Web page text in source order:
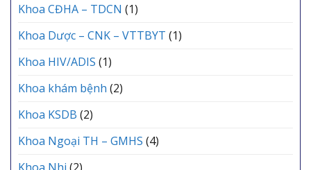
Khoa CĐHA – TDCN (1)
Khoa Dược – CNK – VTTBYT (1)
Khoa HIV/ADIS (1)
Khoa khám bệnh (2)
Khoa KSDB (2)
Khoa Ngoại TH – GMHS (4)